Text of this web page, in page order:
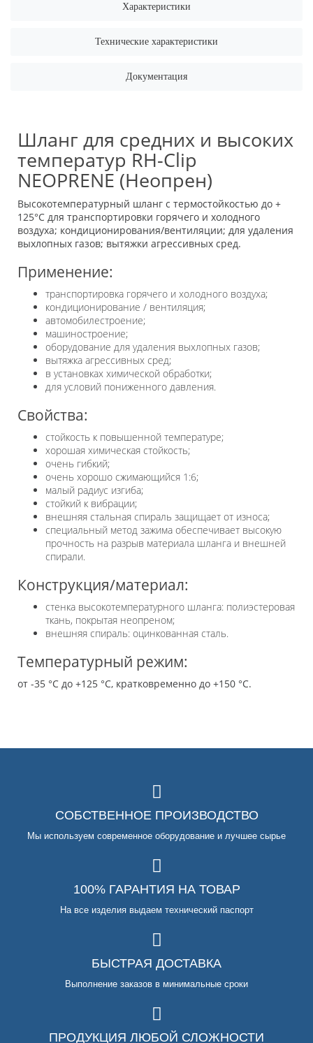
Характеристики
Технические характеристики
Документация
Шланг для средних и высоких
температур RH-Clip
NEOPRENE (Неопрен)
Высокотемпературный шланг с термостойкостью до +
125°C для транспортировки горячего и холодного
воздуха; кондиционирования/вентиляции; для удаления
выхлопных газов; вытяжки агрессивных сред.
Применение:
транспортировка горячего и холодного воздуха;
кондиционирование / вентиляция;
автомобилестроение;
машиностроение;
оборудование для удаления выхлопных газов;
вытяжка агрессивных сред;
в установках химической обработки;
для условий пониженного давления.
Свойства:
стойкость к повышенной температуре;
хорошая химическая стойкость;
очень гибкий;
очень хорошо сжимающийся 1:6;
малый радиус изгиба;
стойкий к вибрации;
внешняя стальная спираль защищает от износа;
специальный метод зажима обеспечивает высокую
прочность на разрыв материала шланга и внешней
спирали.
Конструкция/материал:
стенка высокотемпературного шланга: полиэстеровая
ткань, покрытая неопреном;
внешняя спираль: оцинкованная сталь.
Температурный режим:
от -35 °C до +125 °C, кратковременно до +150 °C.
СОБСТВЕННОЕ ПРОИЗВОДСТВО
Мы используем современное оборудование и лучшее сырье
100% ГАРАНТИЯ НА ТОВАР
На все изделия выдаем технический паспорт
БЫСТРАЯ ДОСТАВКА
Выполнение заказов в минимальные сроки
ПРОДУКЦИЯ ЛЮБОЙ СЛОЖНОСТИ